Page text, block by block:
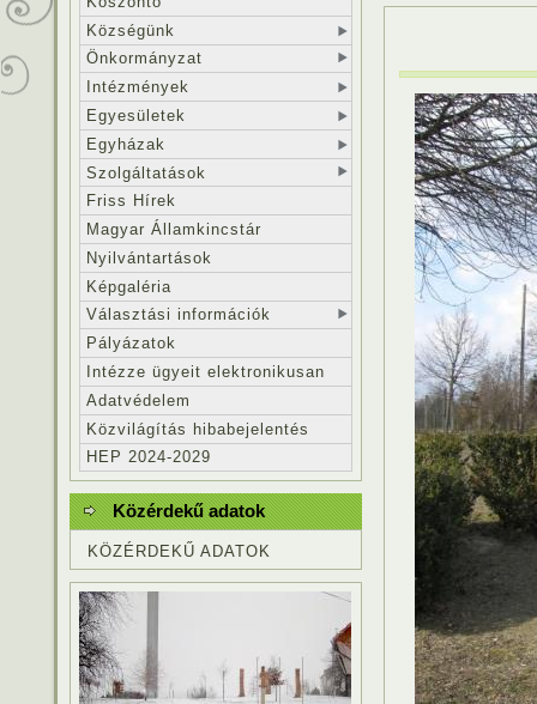
Községünk
Önkormányzat
Intézmények
Egyesületek
Egyházak
Szolgáltatások
Friss Hírek
Magyar Államkincstár
Nyilvántartások
Képgaléria
Választási információk
Pályázatok
Intézze ügyeit elektronikusan
Adatvédelem
Közvilágítás hibabejelentés
HEP 2024-2029
Közérdekű adatok
KÖZÉRDEKŰ ADATOK